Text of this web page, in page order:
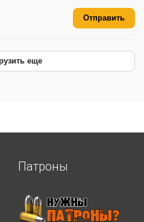
Отправить
еще
Патроны